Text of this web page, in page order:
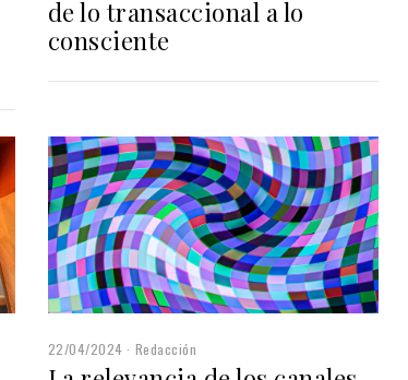
de lo transaccional a lo
consciente
22/04/2024 Redacción